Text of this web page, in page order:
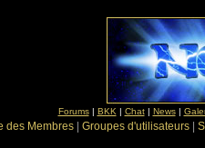
Forums| BKK | Chat| News|
des Membres Groupes d'utilisateurs